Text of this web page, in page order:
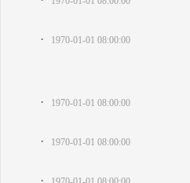
· 1970-01-01 08:00:00
· 1970-01-01 08:00:00
· 1970-01-01 08:00:00
·